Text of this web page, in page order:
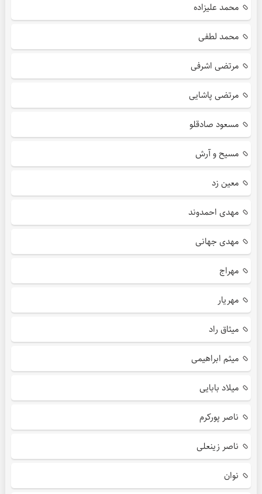
محمد علیزاده
محمد لطفی
مرتضی اشرفی
مرتضی پاشایی
مسعود صادقلو
مسیح و آرش
معین زد
مهدی احمدوند
مهدی جهانی
مهراج
مهریار
میثاق راد
میثم ابراهیمی
میلاد بابایی
ناصر پورکرم
ناصر زینعلی
نوان